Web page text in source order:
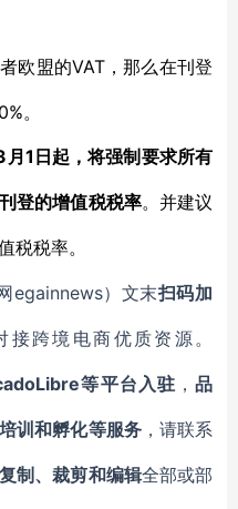
欧盟的VAT，那么在刊登
。
1日起，将强制要求所有
登的增值税税率。并建议
税税率。
egainnews）文末扫码加
接跨境电商优质资源。
等平台入驻 ，品
训和孵化等服务，请联系
制、裁剪和编辑全部或部